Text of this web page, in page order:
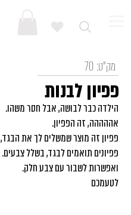
70 מק"ט:
הילדה כבר לבושה, אבל חסר משהו.
אההההה, זה הפפיון.
פפיון זה מוצר שמשלים לך את הבגד,
פפיונים תואמים לבגד, בשלל צבעים.
ואפשרות לשבור עם צבע חלק.
לטעמכם
פפיון לבנות